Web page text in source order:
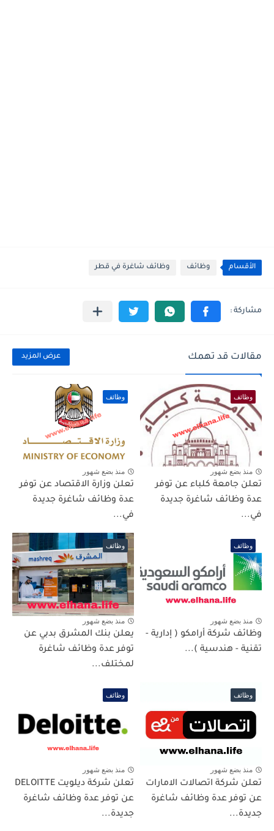
الأقسام وظائف وظائف شاغرة في قطر
مقالات قد تهمك عرض المزيد
وظائف
منذ بضع شهور
تعلن جامعة كلباء عن توفر
عدة وظائف شاغرة جديدة
في...
وظائف
منذ بضع شهور
تعلن وزارة الاقتصاد عن توفر
عدة وظائف شاغرة جديدة
في...
وظائف
منذ بضع شهور
وظائف شركة أرامكو ( إدارية -
تقنية - هندسية )...
وظائف
منذ بضع شهور
يعلن بنك المشرق بدبي عن
توفر عدة وظائف شاغرة
لمختلف...
وظائف
منذ بضع شهور
تعلن شركة اتصالات الامارات
عن توفر عدة وظائف شاغرة
جديدة...
وظائف
منذ بضع شهور
تعلن شركة ديلويت DELOITTE
عن توفر عدة وظائف شاغرة
جديدة...